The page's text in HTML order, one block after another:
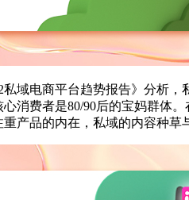
私域电商平台趋势报告》分析
消费者是80/90后的宝妈群体
产品的内在，私域的内容种草